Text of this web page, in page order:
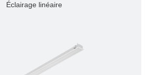
Éclairage linéaire